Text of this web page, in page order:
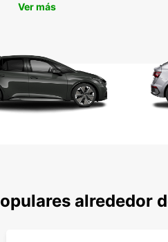
Ver más
alrededor